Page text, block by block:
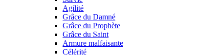
Agilité
Grâce du Damné
Grâce du Prophète
Grâce du Saint
Armure malfaisante
Célérité